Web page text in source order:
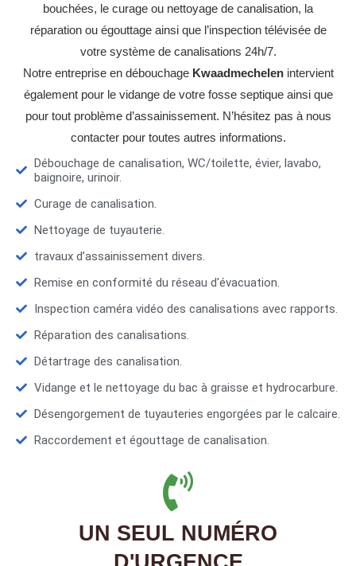
bouchées, le curage ou nettoyage de canalisation, la
réparation ou égouttage ainsi que l’inspection télévisée de
votre système de canalisations 24h/7.
Notre entreprise en débouchage Kwaadmechelenintervient
également pour le vidange de votre fosse septique ainsi que
pour tout problème d’assainissement. N’hésitez pas à nous
contacter pour toutes autres informations.
Débouchage de canalisation, WC/toilette, évier, lavabo,
baignoire, urinoir.
Curage de canalisation.
Nettoyage de tuyauterie.
travaux d’assainissement divers.
Remise en conformité du réseau d'évacuation.
Inspection caméra vidéo des canalisations avec rapports.
Réparation des canalisations.
Détartrage des canalisation.
Vidange et le nettoyage du bac à graisse et hydrocarbure.
Désengorgement de tuyauteries engorgées par le calcaire.
Raccordement et égouttage de canalisation.
UN SEUL NUMÉRO